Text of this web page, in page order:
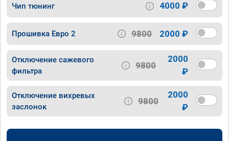
Чип тюнинг 4000 ₽
Прошивка Евро 2 9800 2000 ₽
Отключение сажевого
фильтра
9800
2000
₽
Отключение вихревых
заслонок
9800
2000
₽